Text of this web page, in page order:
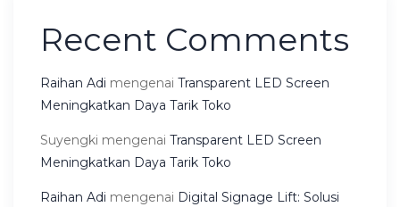
Recent Comments
Raihan Adi mengenai Transparent LED Screen
Meningkatkan Daya Tarik Toko
Suyengki mengenai Transparent LED Screen
Meningkatkan Daya Tarik Toko
Raihan Adi mengenai Digital Signage Lift: Solusi